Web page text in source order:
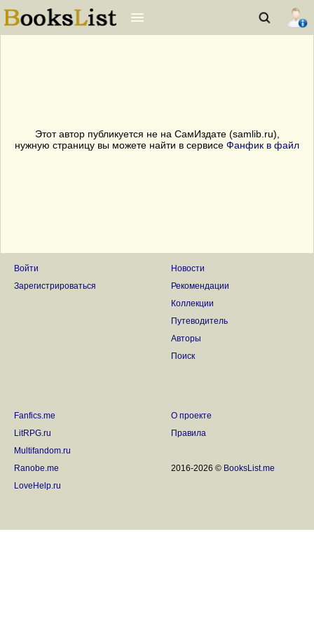
Этот автор публикуется не на СамИздате (samlib.ru),
нужную страницу вы можете найти в сервисе Фанфик в файл
Войти
Зарегистрироваться
Новости
Рекомендации
Коллекции
Путеводитель
Авторы
Поиск
Fanfics.me
LitRPG.ru
Multifandom.ru
Ranobe.me
LoveHelp.ru
О проекте
Правила
2016-2026 © BooksList.me